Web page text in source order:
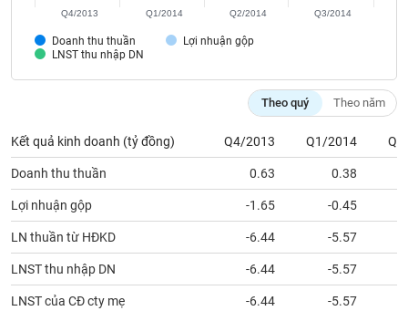
Doanh thu thuần
Lợi nhuận gộp
LNST thu nhập DN
Q4/2013 Q1/2014 Q2/2014 Q3/2014
Theo quý Theo năm
Kết quả kinh doanh (tỷ đồng) Q4/2013 Q1/2014
Doanh thu thuần 0.63 0.38
Lợi nhuận gộp -1.65 -0.45
LN thuần từ HĐKD -6.44 -5.57
LNST thu nhập DN -6.44 -5.57
LNST của CĐ cty mẹ -6.44 -5.57
NGHỆ
TIN
DỊCH
TRUYỀN
THÔNG